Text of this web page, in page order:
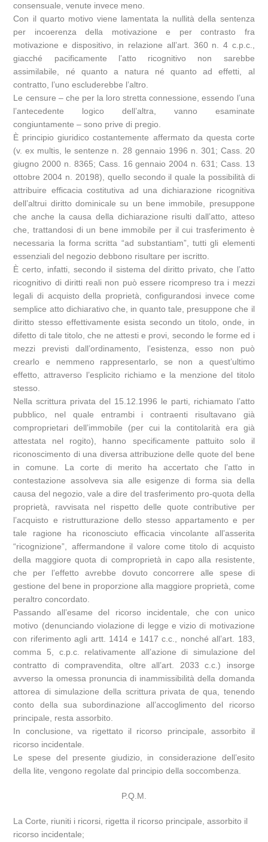
consensuale, venute invece meno.
Con il quarto motivo viene lamentata la nullità della sentenza
per incoerenza della motivazione e per contrasto fra
motivazione e dispositivo, in relazione all’art. 360 n. 4 c.p.c.,
giacché pacificamente l’atto ricognitivo non sarebbe
assimilabile, né quanto a natura né quanto ad effetti, al
contratto, l’uno escluderebbe l’altro.
Le censure – che per la loro stretta connessione, essendo l’una
l’antecedente logico dell’altra, vanno esaminate
congiuntamente – sono prive di pregio.
È principio giuridico costantemente affermato da questa corte
(v. ex multis, le sentenze n. 28 gennaio 1996 n. 301; Cass. 20
giugno 2000 n. 8365; Cass. 16 gennaio 2004 n. 631; Cass. 13
ottobre 2004 n. 20198), quello secondo il quale la possibilità di
attribuire efficacia costitutiva ad una dichiarazione ricognitiva
dell’altrui diritto dominicale su un bene immobile, presuppone
che anche la causa della dichiarazione risulti dall’atto, atteso
che, trattandosi di un bene immobile per il cui trasferimento è
necessaria la forma scritta “ad substantiam”, tutti gli elementi
essenziali del negozio debbono risultare per iscritto.
È certo, infatti, secondo il sistema del diritto privato, che l’atto
ricognitivo di diritti reali non può essere ricompreso tra i mezzi
legali di acquisto della proprietà, configurandosi invece come
semplice atto dichiarativo che, in quanto tale, presuppone che il
diritto stesso effettivamente esista secondo un titolo, onde, in
difetto di tale titolo, che ne attesti e provi, secondo le forme ed i
mezzi previsti dall’ordinamento, l’esistenza, esso non può
crearlo e nemmeno rappresentarlo, se non a quest’ultimo
effetto, attraverso l’esplicito richiamo e la menzione del titolo
stesso.
Nella scrittura privata del 15.12.1996 le parti, richiamato l’atto
pubblico, nel quale entrambi i contraenti risultavano già
comproprietari dell’immobile (per cui la contitolarità era già
attestata nel rogito), hanno specificamente pattuito solo il
riconoscimento di una diversa attribuzione delle quote del bene
in comune. La corte di merito ha accertato che l’atto in
contestazione assolveva sia alle esigenze di forma sia della
causa del negozio, vale a dire del trasferimento pro-quota della
proprietà, ravvisata nel rispetto delle quote contributive per
l’acquisto e ristrutturazione dello stesso appartamento e per
tale ragione ha riconosciuto efficacia vincolante all’asserita
“ricognizione”, affermandone il valore come titolo di acquisto
della maggiore quota di comproprietà in capo alla resistente,
che per l’effetto avrebbe dovuto concorrere alle spese di
gestione del bene in proporzione alla maggiore proprietà, come
peraltro concordato.
Passando all’esame del ricorso incidentale, che con unico
motivo (denunciando violazione di legge e vizio di motivazione
con riferimento agli artt. 1414 e 1417 c.c., nonché all’art. 183,
comma 5, c.p.c. relativamente all’azione di simulazione del
contratto di compravendita, oltre all’art. 2033 c.c.) insorge
avverso la omessa pronuncia di inammissibilità della domanda
attorea di simulazione della scrittura privata de qua, tenendo
conto della sua subordinazione all’accoglimento del ricorso
principale, resta assorbito.
In conclusione, va rigettato il ricorso principale, assorbito il
ricorso incidentale.
Le spese del presente giudizio, in considerazione dell’esito
della lite, vengono regolate dal principio della soccombenza.
P.Q.M.
La Corte, riuniti i ricorsi, rigetta il ricorso principale, assorbito il
ricorso incidentale;